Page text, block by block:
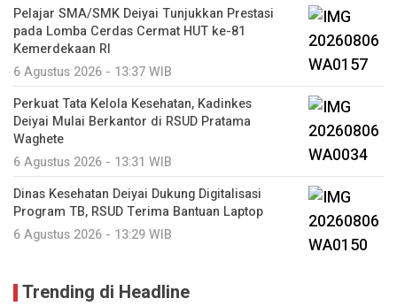
Pelajar SMA/SMK Deiyai Tunjukkan Prestasi
pada Lomba Cerdas Cermat HUT ke-81
Kemerdekaan RI
6 Agustus 2026 - 13:37 WIB
Perkuat Tata Kelola Kesehatan, Kadinkes
Deiyai Mulai Berkantor di RSUD Pratama
Waghete
6 Agustus 2026 - 13:31 WIB
Dinas Kesehatan Deiyai Dukung Digitalisasi
Program TB, RSUD Terima Bantuan Laptop
6 Agustus 2026 - 13:29 WIB
Trending di Headline